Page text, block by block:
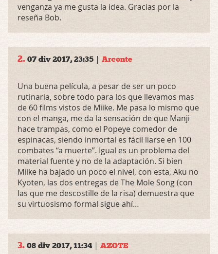
venganza ya me gusta la idea. Gracias por la
reseña Bob.
2. 07 div 2017, 23:35 | Arconte
Una buena película, a pesar de ser un poco
rutinaria, sobre todo para los que llevamos mas
de 60 films vistos de Miike. Me pasa lo mismo que
con el manga, me da la sensación de que Manji
hace trampas, como el Popeye comedor de
espinacas, siendo inmortal es fácil liarse en 100
combates “a muerte”. Igual es un problema del
material fuente y no de la adaptación. Si bien
Miike ha bajado un poco el nivel, con esta, Aku no
Kyoten, las dos entregas de The Mole Song (con
las que me descostille de la risa) demuestra que
su virtuosismo formal sigue ahí…
3. 08 div 2017, 11:34 | AZOTE